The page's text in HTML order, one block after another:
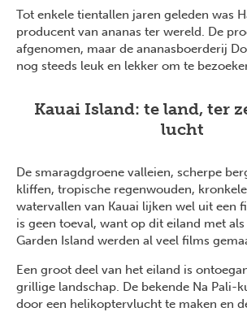
Tot enkele tientallen jaren geleden was
producent van ananas ter wereld. De
afgenomen, maar de ananasboerderij
nog steeds leuk en lekker om te
Kauai Island: te land, ter
lucht
De smaragdgroene valleien, scherpe
kliffen, tropische regenwouden,
watervallen van Kauai lijken wel uit een
is geen toeval, want op dit eiland met
Garden Island werden al veel films
Een groot deel van het eiland is
grillige landschap. De bekende Na Pali-
door een helikoptervlucht te maken en